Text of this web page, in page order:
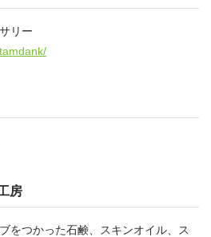
リー
房
をつかった石鹸、スキンオイル、ス